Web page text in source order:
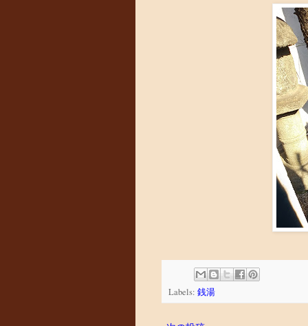
Labels: 銭湯